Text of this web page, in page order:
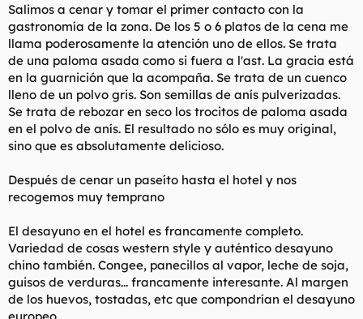
Salimos a cenar y tomar el primer contacto con la
gastronomía de la zona. De los 5 o 6 platos de la cena me
llama poderosamente la atención uno de ellos. Se trata
de una paloma asada como si fuera a l'ast. La gracia está
en la guarnición que la acompaña. Se trata de un cuenco
lleno de un polvo gris. Son semillas de anís pulverizadas.
Se trata de rebozar en seco los trocitos de paloma asada
en el polvo de anís. El resultado no sólo es muy original,
sino que es absolutamente delicioso.
Después de cenar un paseíto hasta el hotel y nos
recogemos muy temprano
El desayuno en el hotel es francamente completo.
Variedad de cosas western style y auténtico desayuno
chino también. Congee, panecillos al vapor, leche de soja,
guisos de verduras... francamente interesante. Al margen
de los huevos, tostadas, etc que compondrían el desayuno
europeo.